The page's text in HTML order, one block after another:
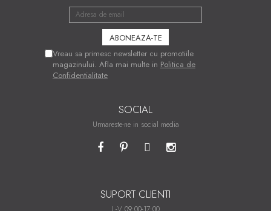
Vreau sa primesc newsletter cu promotiile
magazinului. Afla mai multe in Politica de
Confidentialitate
SOCIAL
Urmareste-ne in social media
SUPORT CLIENTI